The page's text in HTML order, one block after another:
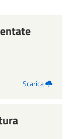
Scarica